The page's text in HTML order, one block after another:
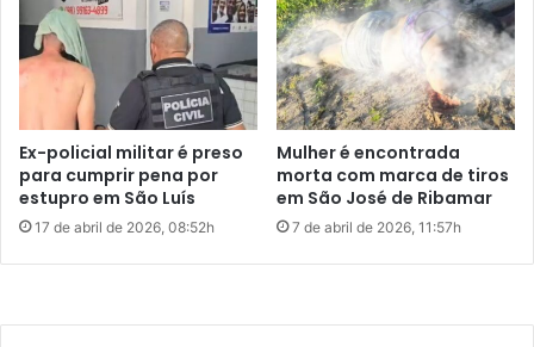
l
i
a
F
e
e
Ex-policial militar é preso
para cumprir pena por
estupro em São Luís
17 de abril de 2026, 08:52h
Mulher é encontrada
morta com marca de tiros
em São José de Ribamar
7 de abril de 2026, 11:57h